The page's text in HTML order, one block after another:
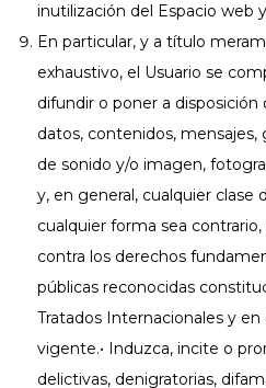
inutilización del Espacio web
En particular, y a título
exhaustivo, el Usuario se
difundir o poner a
datos, contenidos, mensajes,
de sonido y/o imagen,
y, en general, cualquier clase
cualquier forma sea
contra los derechos
públicas reconocidas
Tratados Internacionales y
vigente.• Induzca, incite o
delictivas, denigratorias,